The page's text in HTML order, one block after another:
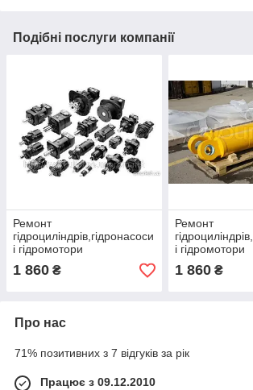
Подібні послуги компанії
Ремонт
гідроциліндрів,гідронасоси
і гідромотори
1 860 ₴
Ремонт
і гідромотори
1 860₴
Про нас
71% позитивних з 7 відгуків за рік
Працює з 09.12.2010